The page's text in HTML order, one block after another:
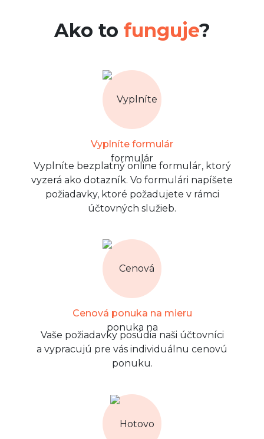
Ako to funguje?
Vyplníte formulár
Vyplníte bezplatný online formulár, ktorý
vyzerá ako dotazník. Vo formulári napíšete
požiadavky, ktoré požadujete v rámci
účtovných služieb.
Cenová ponuka na mieru
Vaše požiadavky posúdia naši účtovníci
a vypracujú pre vás individuálnu cenovú
ponuku.